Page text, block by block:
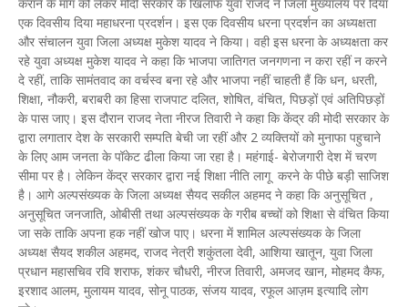
एक दिवसीय दिया महाधरना प्रदर्शन। इस एक दिवसीय धरना प्रदर्शन का अध्यक्षता
और संचालन युवा जिला अध्यक्ष मुकेश यादव ने किया। वही इस धरना के अध्यक्षता कर
रहे युवा अध्यक्ष मुकेश यादव ने कहा कि भाजपा जातिगत जनगणना न करा रहीं न करने
दे रहीं, ताकि सामंतवाद का वर्चस्व बना रहे और भाजपा नहीं चाहती हैं कि धन, धरती,
शिक्षा, नौकरी, बराबरी का हिसा राजपाट दलित, शोषित, वंचित, पिछड़ों एवं अतिपिछड़ों
के पास जाए। इस दौरान राजद नेता नीरज तिवारी ने कहा कि केंद्र की मोदी सरकार के
द्वारा लगातार देश के सरकारी सम्पति बेची जा रहीं और 2 व्यक्तियों को मुनाफा पहुचाने
के लिए आम जनता के पॉकेट ढीला किया जा रहा है। महंगाई- बेरोजगारी देश में चरण
सीमा पर है। लेकिन केंद्र सरकार द्वारा नई शिक्षा नीति लागू करने के पीछे बड़ी साजिश
है। आगे अल्पसंख्यक के जिला अध्यक्ष सैयद सकील अहमद ने कहा कि अनुसूचित ,
अनुसूचित जनजाति, ओबीसी तथा अल्पसंख्यक के गरीब बच्चों को शिक्षा से वंचित किया
जा सके ताकि अपना हक नहीं खोज पाए। धरना में शामिल अल्पसंख्यक के जिला
अध्यक्ष सैयद शकील अहमद, राजद नेत्री शकुंतला देवी, आशिया खातून, युवा जिला
प्रधान महासचिव रवि शराफ, शंकर चौधरी, नीरज तिवारी, अमजद खान, मोहमद कैफ,
इरशाद आलम, मुलायम यादव, सोनू पाठक, संजय यादव, रफूल आज़म इत्यादि लोग